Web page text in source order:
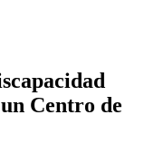
Centro de